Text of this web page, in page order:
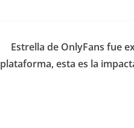
Estrella de OnlyFans fue
plataforma, esta es la